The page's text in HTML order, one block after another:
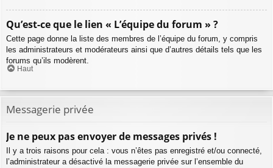
Qu’est-ce que le lien « L’équipe du forum » ?
Cette page donne la liste des membres de l’équipe du forum, y compris
les administrateurs et modérateurs ainsi que d’autres détails tels que les
forums qu’ils modèrent.
Haut
Messagerie privée
Je ne peux pas envoyer de messages privés !
Il y a trois raisons pour cela : vous n’êtes pas enregistré et/ou connecté,
l’administrateur a désactivé la messagerie privée sur l’ensemble du